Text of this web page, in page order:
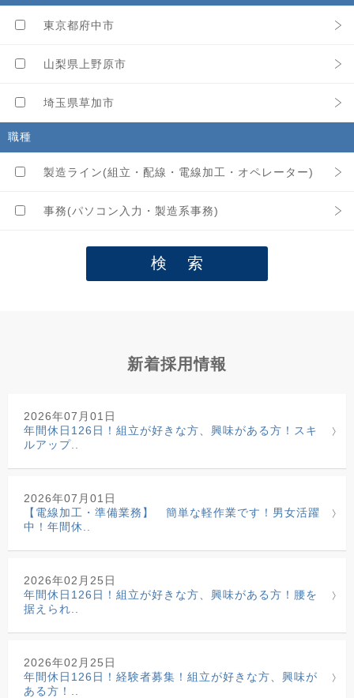
東京都府中市
山梨県上野原市
埼玉県草加市
職種
製造ライン(組立・配線・電線加工・オペレーター)
事務(パソコン入力・製造系事務)
新着採用情報
2026年07月01日
年間休日126日！組立が好きな方、興味がある方！スキ
ルアップ..
2026年07月01日
【電線加工・準備業務】 簡単な軽作業です！男女活躍
中！年間休..
2026年02月25日
年間休日126日！組立が好きな方、興味がある方！腰を
据えられ..
2026年02月25日
年間休日126日！経験者募集！組立が好きな方、興味が
ある方！..